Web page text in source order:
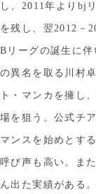
し、2011年よりbj
を残し、翌2012－
Bリーグの誕生に
の異名を取る川村
ト・マンカを擁し
場を狙う。公式チ
マンスを始めとす
呼び声も高い。ま
ん出た実績がある